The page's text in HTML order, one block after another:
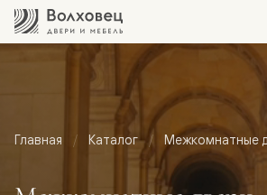
Главная Каталог Межкомнатные